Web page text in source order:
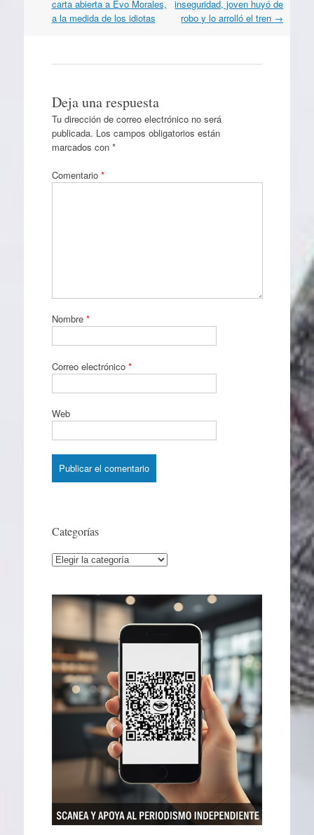
por
artículos
carta abierta a Evo Morales,
a la medida de los idiotas
inseguridad, joven huyó de
robo y lo arrolló el tren →
Deja una respuesta
Tu dirección de correo electrónico no será
publicada. Los campos obligatorios están
marcados con *
Comentario *
Nombre *
Correo electrónico *
Web
Categorías
Categorías